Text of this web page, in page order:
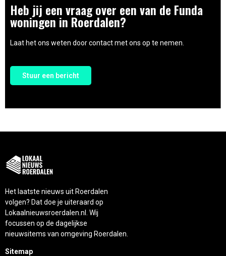
Heb jij een vraag over een van de Funda
woningen in Roerdalen?
Laat het ons weten door contact met ons op te nemen.
Stuur een bericht
Het laatste nieuws uit Roerdalen
volgen? Dat doe je uiteraard op
Lokaalnieuwsroerdalen.nl. Wij
focussen op de dagelijkse
nieuwsitems van omgeving Roerdalen.
Sitemap